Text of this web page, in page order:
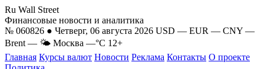
Ru Wall Street
Финансовые новости и аналитика
№ 060826 ● Четверг, 06 августа 2026 USD — EUR — CNY —
Brent — 🌤 Москва —°C 12+
Главная Курсы валют Новости Реклама Контакты О проекте